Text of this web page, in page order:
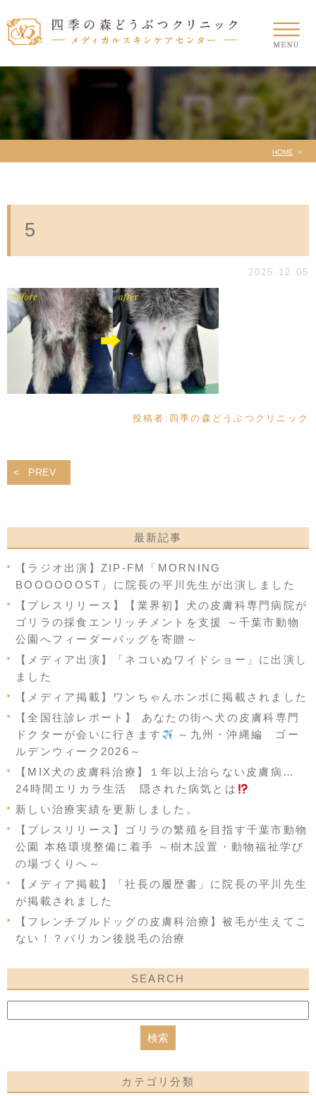
HOME
5
2025.12.05
投稿者: 四季の森どうぶつクリニック
PREV
最新記事
【ラジオ出演】ZIP-FM「MORNING
BOOOOOOST」に院長の平川先生が出演しました
【プレスリリース】【業界初】犬の皮膚科専門病院が
ゴリラの採食エンリッチメントを支援 ～千葉市動物
公園へフィーダーバッグを寄贈～
【メディア出演】「ネコいぬワイドショー」に出演し
ました
【メディア掲載】ワンちゃんホンポに掲載されました
【全国往診レポート】 あなたの街へ犬の皮膚科専門
ドクターが会いに行きます
～九州・沖縄編 ゴー
ルデンウィーク2026～
【MIX犬の皮膚科治療】１年以上治らない皮膚病…
24時間エリカラ生活 隠された病気とは
新しい治療実績を更新しました。
【プレスリリース】ゴリラの繁殖を目指す千葉市動物
公園 本格環境整備に着手 ～樹木設置・動物福祉学び
の場づくりへ～
【メディア掲載】「社長の履歴書」に院長の平川先生
が掲載されました
【フレンチブルドッグの皮膚科治療】被毛が生えてこ
ない！？バリカン後脱毛の治療
SEARCH
カテゴリ分類